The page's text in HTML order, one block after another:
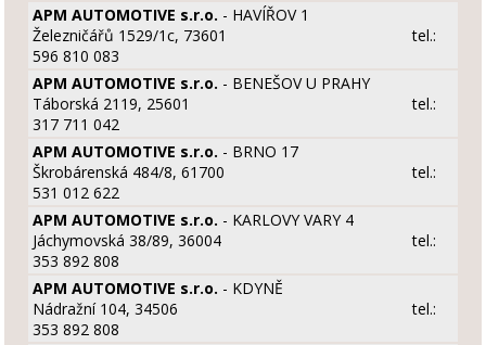
APM AUTOMOTIVE s.r.o. - HAVÍŘOV 1
Železničářů 1529/1c, 73601
tel.:
596 810 083
APM AUTOMOTIVE s.r.o. - BENEŠOV U PRAHY
Táborská 2119, 25601
tel.:
317 711 042
APM AUTOMOTIVE s.r.o. - BRNO 17
Škrobárenská 484/8, 61700
tel.:
531 012 622
APM AUTOMOTIVE s.r.o. - KARLOVY VARY 4
Jáchymovská 38/89, 36004
tel.:
353 892 808
APM AUTOMOTIVE s.r.o. - KDYNĚ
Nádražní 104, 34506
tel.:
353 892 808